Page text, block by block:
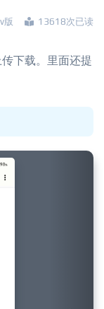
版 13618次已读
下载。里面还提
Next